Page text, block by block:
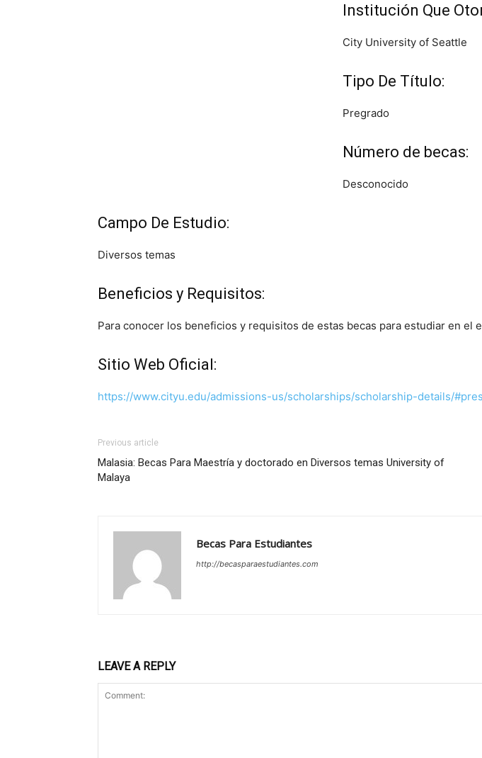
Institución Que
City University of Seattle
Tipo De Título:
Pregrado
Número de becas:
Desconocido
Campo De Estudio:
Diversos temas
Beneficios y Requisitos:
Para conocer los beneficios y requisitos de estas becas para estudiar en el
Sitio Web Oficial:
https://www.cityu.edu/admissions-us/scholarships/scholarship-details/
Previous article
Malasia: Becas Para Maestría y doctorado en Diversos temas University of
Malaya
Becas Para Estudiantes
http://becasparaestudiantes.com
LEAVE A REPLY